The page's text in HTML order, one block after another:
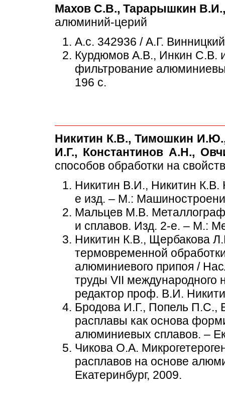
Махов С.В., Тарарышкин
алюминий-церий
А.с. 342936 / А.Г.
Курдюмов А.В., Инкин С.В.
фильтрование
196 с.
Никитин К.В., Тимошкин
И.Г., Константинов А.Н.,
способов обработки на
Никитин В.И., Никитин К.В.
е изд. – М.:
Мальцев М.В.
и сплавов. Изд. 2-е. – М.:
Никитин К.В., Щербакова
термовременной
алюминиевого припоя /
труды VII международного
редактор проф. В.И.
Бродова И.Г., Попель
расплавы как основа
алюминиевых сплавов. –
Чикова О.А.
расплавов на основе
Екатеринбург, 2009.